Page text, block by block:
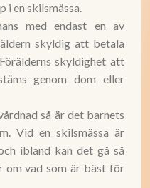
i en skilsmässa.
med endast en av
skyldig att betala
skyldighet att
genom dom eller
så är det barnets
Vid en skilsmässa är
ibland kan det gå så
om vad som är bäst för